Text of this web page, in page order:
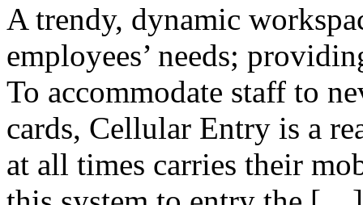
A trendy, dynamic
employees’ needs;
To accommodate staff to
cards, Cellular Entry is a
at all times carries their